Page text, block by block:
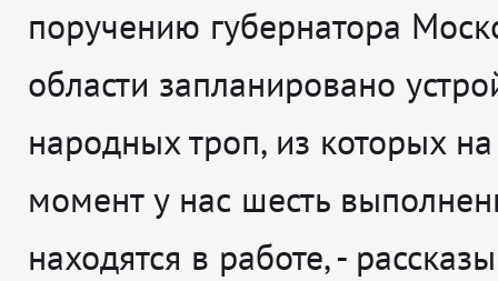
поручению губернатора
области запланировано
народных троп, из которых
момент у нас шесть
находятся в работе, -